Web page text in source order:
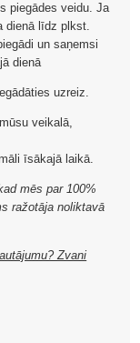
piegādes veidu. Ja
dienā līdz plkst.
un saņemsi
dienā
uzreiz.
veikalā,
īsākajā laikā.
mēs par 100%
ražotāja noliktavā
Zvani